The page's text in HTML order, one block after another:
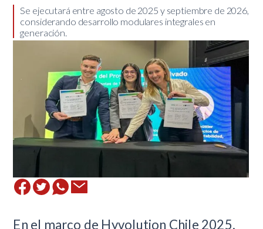
​Se ejecutará entre agosto de 2025 y septiembre de 2026,
considerando desarrollo modulares integrales en
generación.
En el marco de Hyvolution Chile 2025,